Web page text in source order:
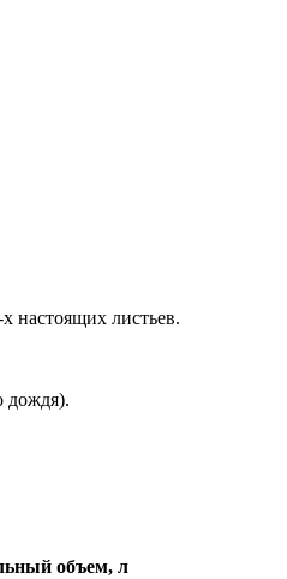
настоящих листьев.
дождя).
объем, л